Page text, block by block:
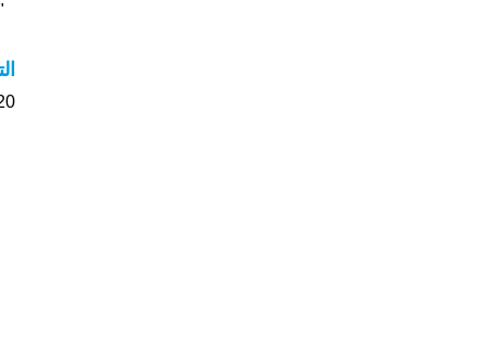
20 الأشخاص بأسم حسن صوت